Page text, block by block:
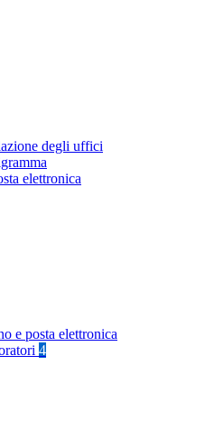
degli uffici
elettronica
e posta elettronica
4